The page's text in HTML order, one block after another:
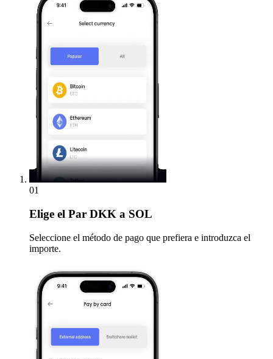
01
Elige el Par DKK a SOL
Seleccione el método de pago que prefiera e introduzca el
importe.